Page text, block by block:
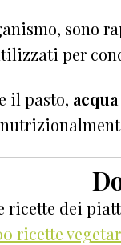
sono
per
il pasto,
ricette dei
ricette